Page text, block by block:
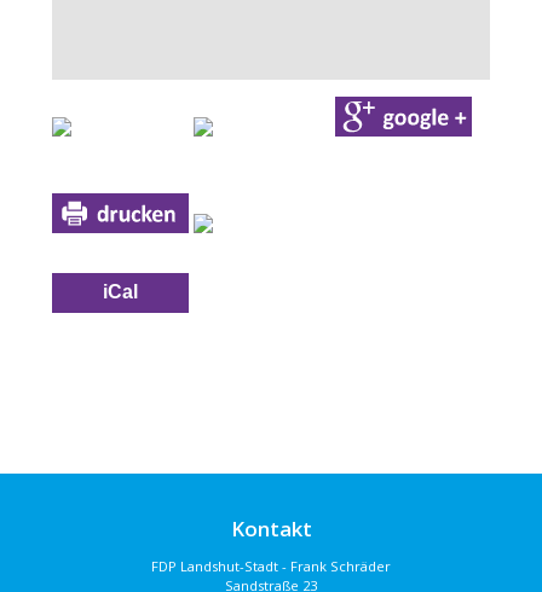
iCal
Kontakt
FDP Landshut-Stadt - Frank Schräder
Sandstraße 23